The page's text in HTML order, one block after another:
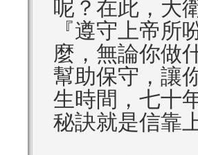
呢？在此，大
『遵守上帝所
麼，無論你做
幫助保守，讓
生時間，七十
秘訣就是信靠